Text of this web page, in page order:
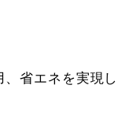
省エネを実現し